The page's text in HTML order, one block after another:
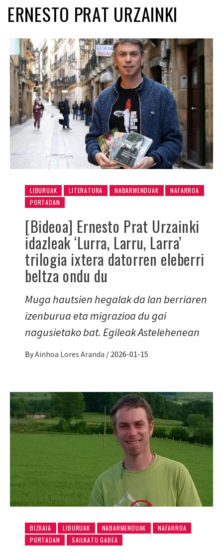
ERNESTO PRAT URZAINKI
LIBURUAK LITERATURA NABARMENDUAK
NAFARROA
PORTADAN
[Bideoa] Ernesto Prat Urzainki
idazleak ‘Lurra, Larru, Larra’
trilogia ixtera datorren eleberri
beltza ondu du
Muga hautsien hegalak da lan berriaren
izenburua eta migrazioa du gai
nagusietako bat. Egileak Astelehenean
ByAinhoa Lores Aranda / 2026-01-15
BIZKAIA LIBURUAK NABARMENDUAK
NAFARROA
PORTADAN
SAILKATU GABEA